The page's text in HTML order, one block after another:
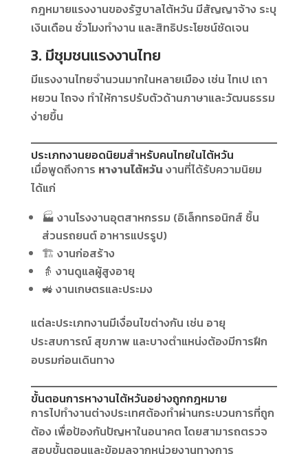
กฎหมายแรงงานของรัฐบาลไต้หวัน มีสัญญาจ้าง ระบุ
เงินเดือน ชั่วโมงทำงาน และสิทธิประโยชน์ชัดเจน
3. มีชุมชนแรงงานไทย
มีแรงงานไทยจำนวนมากในหลายเมือง เช่น ไทเป เถา
หยวน ไถจง ทำให้การปรับตัวด้านภาษาและวัฒนธรรม
ง่ายขึ้น
ประเภทงานยอดนิยมสำหรับคนไทยในไต้หวัน
เมื่อพูดถึงการ หางานไต้หวัน งานที่ได้รับความนิยม
ได้แก่
🏭 งานโรงงานอุตสาหกรรม (อิเล็กทรอนิกส์ ชิ้น
ส่วนรถยนต์ อาหารแปรรูป)
🏗 งานก่อสร้าง
👵 งานดูแลผู้สูงอายุ
🚜 งานเกษตรและประมง
แต่ละประเภทงานมีเงื่อนไขต่างกัน เช่น อายุ
ประสบการณ์ สุขภาพ และบางตำแหน่งต้องมีการฝึก
อบรมก่อนเดินทาง
ขั้นตอนการหางานไต้หวันอย่างถูกกฎหมาย
การไปทำงานต่างประเทศต้องทำผ่านกระบวนการที่ถูก
ต้อง เพื่อป้องกันปัญหาในอนาคต โดยสามารถตรวจ
สอบขั้นตอนและข้อมูลจากหน่วยงานทางการ